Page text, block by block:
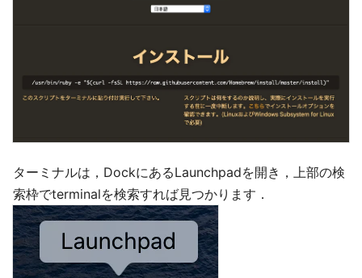
ターミナルは，DockにあるLaunchpadを開き，上部の検
索枠でterminalを検索すれば見つかります．